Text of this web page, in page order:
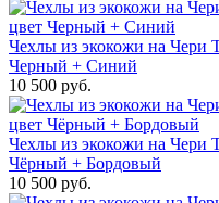
Чехлы из экокожи на Чери
Черный + Синий
10 500 руб.
Чехлы из экокожи на Чери
Чёрный + Бордовый
10 500 руб.